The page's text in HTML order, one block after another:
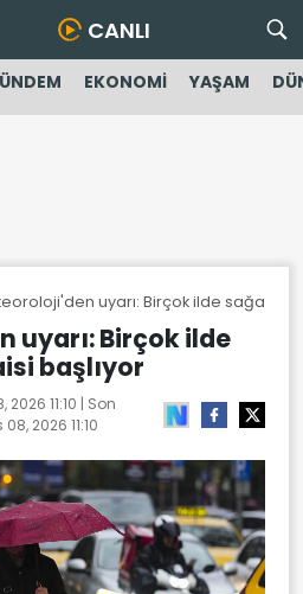
CANLI
EKONOMİ YAŞAM
uyarı: Birçok ilde sağanak
uyarı: Birçok ilde
başlıyor
2026 11:10 | Son
08, 2026 11:10